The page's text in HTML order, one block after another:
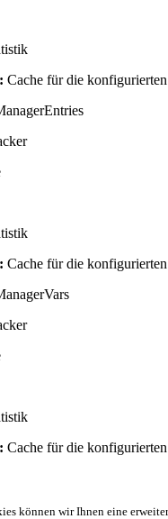
Cache für die
Cache für die
Cache für die
können wir Ihnen eine